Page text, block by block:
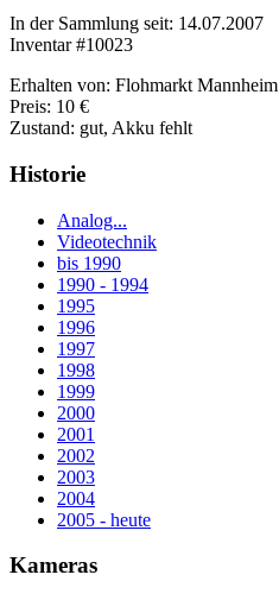
In der Sammlung seit: 14.07.2007
Inventar #10023
Erhalten von: Flohmarkt Mannheim
Preis: 10 €
Zustand: gut, Akku fehlt
Historie
Analog...
Videotechnik
bis 1990
1990 - 1994
1995
1996
1997
1998
1999
2000
2001
2002
2003
2004
2005 - heute
Kameras